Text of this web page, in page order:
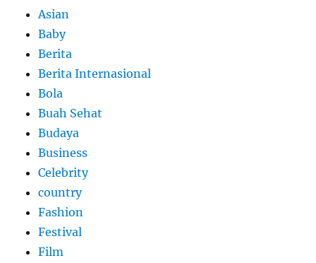
Asian
Baby
Berita
Berita Internasional
Bola
Buah Sehat
Budaya
Business
Celebrity
country
Fashion
Festival
Film